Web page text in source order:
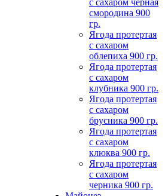
с сахаром черная
смородина 900
гр.
Ягода протертая
с сахаром
облепиха 900 гр.
Ягода протертая
с сахаром
клубника 900 гр.
Ягода протертая
с сахаром
брусника 900 гр.
Ягода протертая
с сахаром
клюква 900 гр.
Ягода протертая
с сахаром
черника 900 гр.